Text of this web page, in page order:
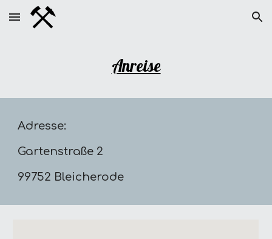
Skip to main content Skip to navigation
Anreise
Adresse:
Gartenstraße 2
99752 Bleicherode